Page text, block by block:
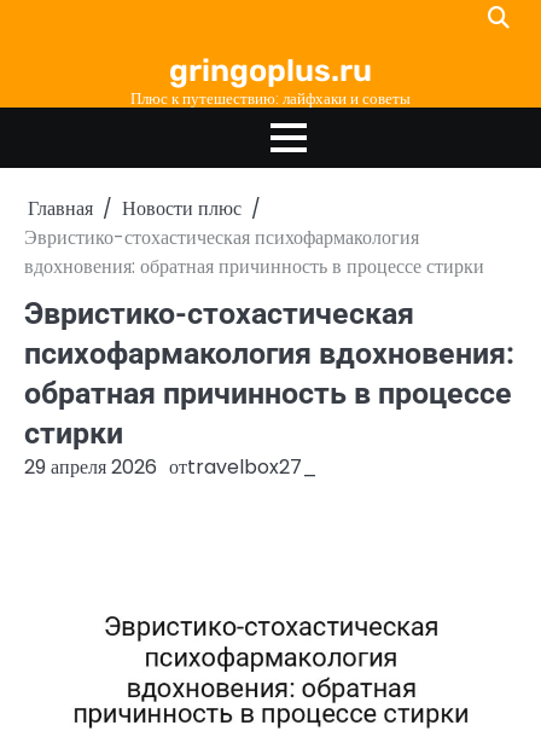
gringoplus.ru
Плюс к путешествию: лайфхаки и советы
Главная
Новости плюс
Эвристико-стохастическая психофармакология
вдохновения: обратная причинность в процессе стирки
Эвристико-стохастическая
психофармакология вдохновения:
обратная причинность в процессе
стирки
29 апреля 2026 отtravelbox27_